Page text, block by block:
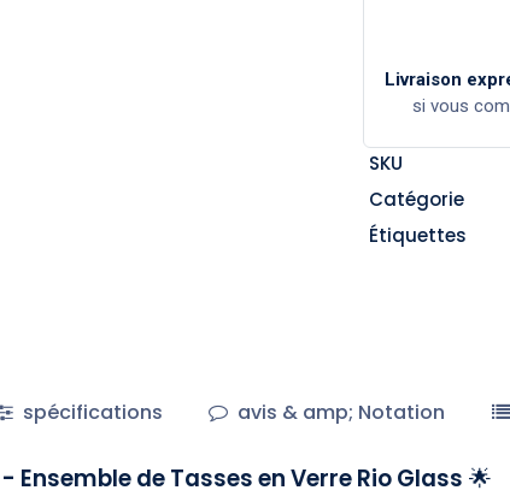
Livraison
si vous
SKU
Catégorie
Étiquettes
spécifications avis & amp; Notation
Ensemble de Tasses en Verre Rio Glass 🌟